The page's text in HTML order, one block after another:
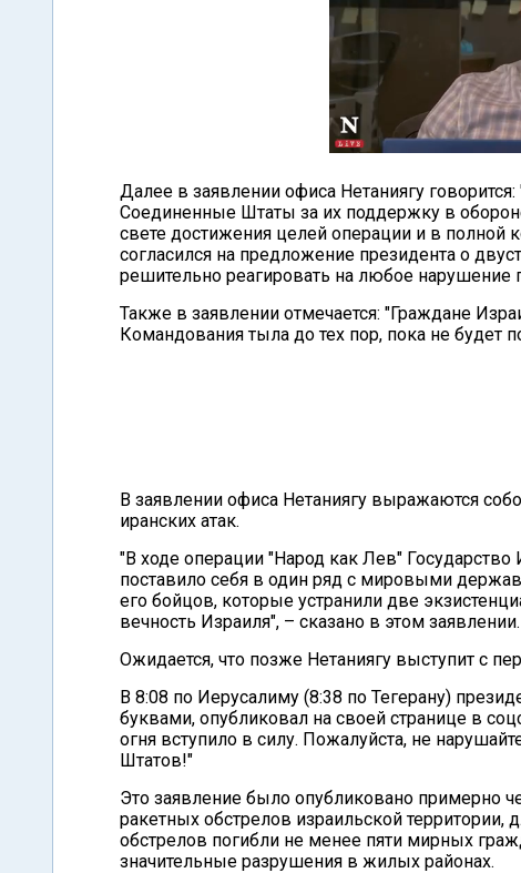
Далее в заявлении офиса Нетаниягу
Соединенные Штаты за их поддержку в
свете достижения целей операции и в
согласился на предложение президента о
решительно реагировать на любое нарушение
Также в заявлении отмечается: "Граждане
Командования тыла до тех пор, пока не будет
В заявлении офиса Нетаниягу выражаются
иранских атак.
"В ходе операции "Народ как Лев"
поставило себя в один ряд с мировыми
его бойцов, которые устранили две
вечность Израиля", – сказано в этом заявлении.
Ожидается, что позже Нетаниягу выступит с
В 8:08 по Иерусалиму (8:38 по Тегерану)
буквами, опубликовал на своей странице в
огня вступило в силу. Пожалуйста, не
Штатов!"
Это заявление было опубликовано примерно
ракетных обстрелов израильской территории,
обстрелов погибли не менее пяти мирных
значительные разрушения в жилых районах.